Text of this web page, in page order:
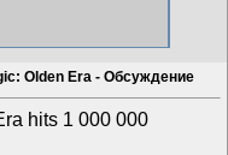
Olden Era - Обсуждение
hits 1 000 000